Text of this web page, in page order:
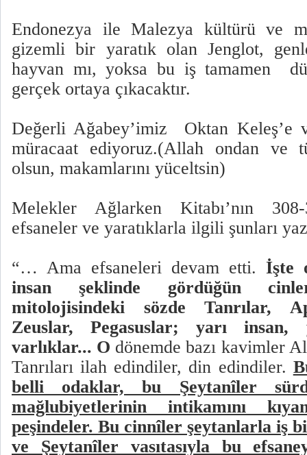
Endonezya ile Malezya kültürü ve
gizemli bir yaratık olan Jenglot,
hayvan mı, yoksa bu iş tamamen
gerçek ortaya çıkacaktır.
Değerli Ağabey’imiz
Oktan Keleş’e
müracaat ediyoruz.(Allah ondan ve
olsun, makamlarını yüceltsin)
Melekler Ağlarken Kitabı’nın
efsaneler ve yaratıklarla ilgili şunları
“… Ama efsaneleri devam etti. İşte
insan şeklinde gördüğün
mitolojisindeki sözde Tanrılar,
Zeuslar, Pegasuslar; yarı
varlıklar... O dönemde bazı kavimler
Tanrıları ilah edindiler, din edindiler.
belli odaklar, bu Şeytanîler
mağlubiyetlerinin intikamını
peşindeler. Bu cinnîler şeytanlarla iş
ve Şeytanîler vasıtasıyla bu